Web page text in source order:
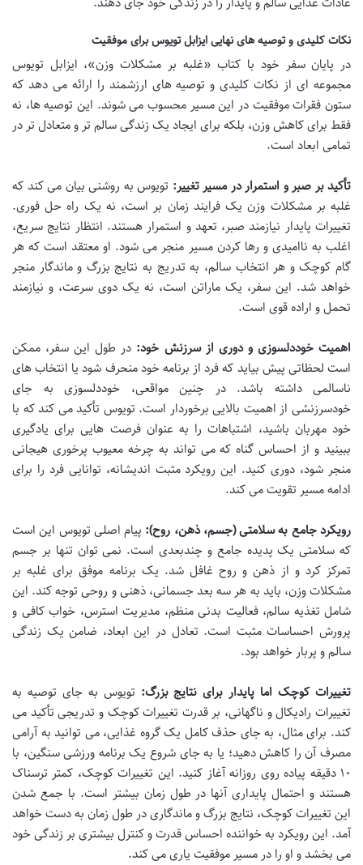
نکات کلیدی و توصیه های نهایی ایزابل تویوس برای موفقیت
در پایان سفر خود با کتاب «غلبه بر مشکلات وزن»، ایزابل تویوس
مجموعه ای از نکات کلیدی و توصیه های ارزشمند را ارائه می دهد که
ستون فقرات موفقیت در این مسیر محسوب می شوند. این توصیه ها، نه
فقط برای کاهش وزن، بلکه برای ایجاد یک زندگی سالم تر و متعادل تر در
تمامی ابعاد است.
تأکید بر صبر و استمرار در مسیر تغییر: تویوس به روشنی بیان می کند که
غلبه بر مشکلات وزن یک فرایند زمان بر است، نه یک راه حل فوری.
تغییرات پایدار نیازمند صبر، تعهد و استمرار هستند. انتظار نتایج سریع،
اغلب به ناامیدی و رها کردن مسیر منجر می شود. او معتقد است که هر
گام کوچک و هر انتخاب سالم، به تدریج به نتایج بزرگ و ماندگار منجر
خواهد شد. این سفر، یک ماراتن است، نه یک دوی سرعت، و نیازمند
تحمل و اراده قوی است.
اهمیت خوددلسوزی و دوری از سرزنش خود: در طول این سفر، ممکن
است لحظاتی پیش بیاید که فرد از برنامه خود منحرف شود یا انتخاب های
ناسالمی داشته باشد. در چنین مواقعی، خوددلسوزی به جای
خودسرزنشی از اهمیت بالایی برخوردار است. تویوس تأکید می کند که با
خود مهربان باشید، اشتباهات را به عنوان فرصت هایی برای یادگیری
ببینید و از احساس گناه که می تواند به چرخه معیوب پرخوری هیجانی
منجر شود، دوری کنید. این رویکرد مثبت اندیشانه، توانایی فرد را برای
ادامه مسیر تقویت می کند.
رویکرد جامع به سلامتی (جسم، ذهن، روح): پیام اصلی تویوس این است
که سلامتی یک پدیده جامع و چندبعدی است. نمی توان تنها بر جسم
تمرکز کرد و از ذهن و روح غافل شد. یک برنامه موفق برای غلبه بر
مشکلات وزن، باید به هر سه بعد جسمانی، ذهنی و روحی توجه کند. این
شامل تغذیه سالم، فعالیت بدنی منظم، مدیریت استرس، خواب کافی و
پرورش احساسات مثبت است. تعادل در این ابعاد، ضامن یک زندگی
سالم و پربار خواهد بود.
تغییرات کوچک اما پایدار برای نتایج بزرگ: تویوس به جای توصیه به
تغییرات رادیکال و ناگهانی، بر قدرت تغییرات کوچک و تدریجی تأکید می
کند. برای مثال، به جای حذف کامل یک گروه غذایی، می توانید به آرامی
مصرف آن را کاهش دهید؛ یا به جای شروع یک برنامه ورزشی سنگین، با
۱۰ دقیقه پیاده روی روزانه آغاز کنید. این تغییرات کوچک، کمتر ترسناک
هستند و احتمال پایداری آنها در طول زمان بیشتر است. با جمع شدن
این تغییرات کوچک، نتایج بزرگ و ماندگاری در طول زمان به دست خواهد
آمد. این رویکرد به خواننده احساس قدرت و کنترل بیشتری بر زندگی خود
می بخشد و او را در مسیر موفقیت یاری می کند.